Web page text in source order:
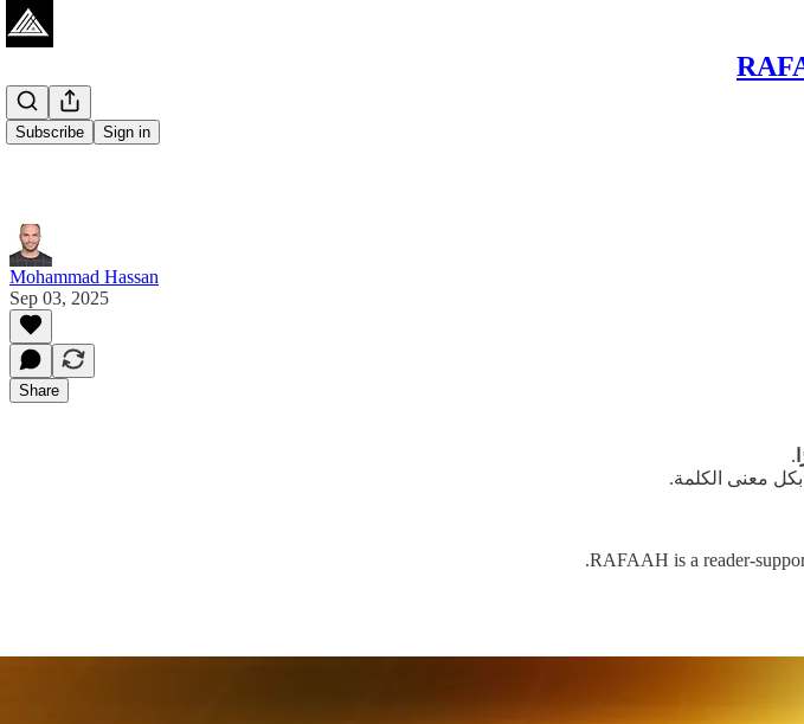
Subscribe Sign in
Mohammad Hassan
Sep 03, 2025
Share
.
معنى الكلمة.
RAFAAH is a reader-